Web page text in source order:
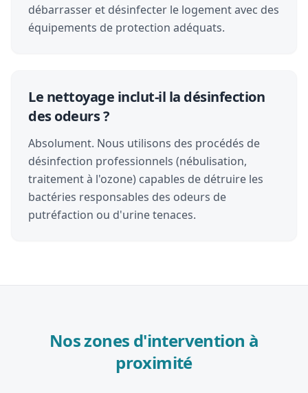
débarrasser et désinfecter le logement avec des
équipements de protection adéquats.
Le nettoyage inclut-il la désinfection
des odeurs ?
Absolument. Nous utilisons des procédés de
désinfection professionnels (nébulisation,
traitement à l'ozone) capables de détruire les
bactéries responsables des odeurs de
putréfaction ou d'urine tenaces.
Nos zones d'intervention à
proximité